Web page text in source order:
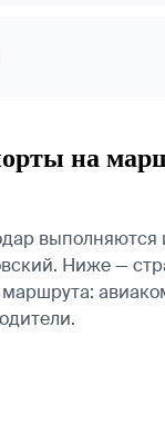
на
выполняются
Ниже —